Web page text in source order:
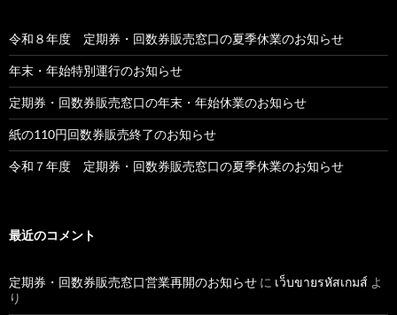
令和８年度 定期券・回数券販売窓口の夏季休業のお知らせ
年末・年始特別運行のお知らせ
定期券・回数券販売窓口の年末・年始休業のお知らせ
紙の110円回数券販売終了のお知らせ
令和７年度 定期券・回数券販売窓口の夏季休業のお知らせ
最近のコメント
定期券・回数券販売窓口営業再開のお知らせ に เว็บขายรหัสเกมส์ よ
り